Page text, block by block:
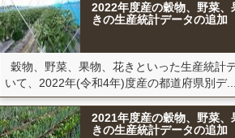
2022年度産の穀物、野菜、
きの生産統計データの追加
穀物、野菜、果物、花きといった生産統計
いて、2022年(令和4年)度産の都道府県別デ...
2021年度産の穀物、野菜、
きの生産統計データの追加